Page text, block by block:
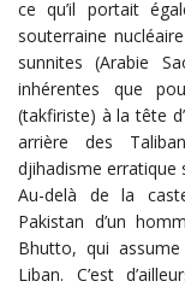
ce qu’il portait
souterraine
sunnites (Arabie
inhérentes que
(takfiriste) à la tête
arrière des
djihadisme erratique
Au-delà de la
Pakistan d’un
Bhutto, qui
Liban. C’est